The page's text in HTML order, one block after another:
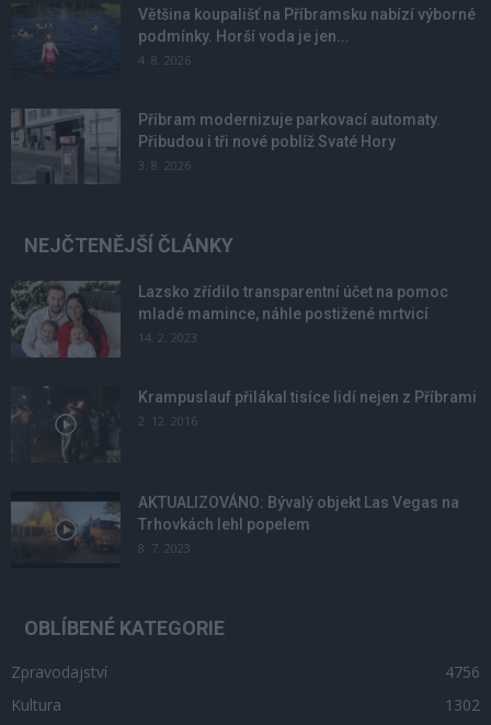
Většina koupališť na Příbramsku nabízí výborné
podmínky. Horší voda je jen...
4. 8. 2026
Příbram modernizuje parkovací automaty.
Přibudou i tři nové poblíž Svaté Hory
3. 8. 2026
NEJČTENĚJŠÍ ČLÁNKY
Lazsko zřídilo transparentní účet na pomoc
mladé mamince, náhle postižené mrtvicí
14. 2. 2023
Krampuslauf přilákal tisíce lidí nejen z Příbrami
2. 12. 2016
AKTUALIZOVÁNO: Bývalý objekt Las Vegas na
Trhovkách lehl popelem
8. 7. 2023
OBLÍBENÉ KATEGORIE
Zpravodajství
4756
Kultura
1302